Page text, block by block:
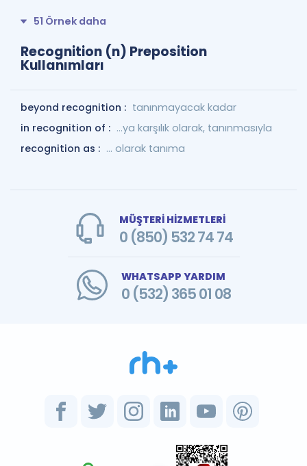
51 Örnek daha
Recognition (n) Preposition
Kullanımları
beyond recognition : tanınmayacak kadar
in recognition of : ...ya karşılık olarak, tanınmasıyla
recognition as : ... olarak tanıma
MÜŞTERİ HİZMETLERİ
0 (850) 532 74 74
WHATSAPP YARDIM
0 (532) 365 01 08